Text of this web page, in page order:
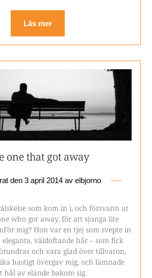
Läs mer
one that got away
den 3 april 2014av elbjorno
som kom in i, och försvann ut
who got away, för att sjunga lite
mig? Hon var en tjej som svepte in
väldoftande hår – som fick
och vara glad över tillvaron,
hastigt övergav mig, och lämnade
hål av elände bakom sig.